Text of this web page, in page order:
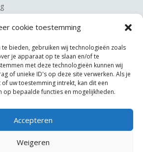
cookie toestemming
bieden, gebruiken wij technologieën zoals
je apparaat op te slaan en/of te
met deze technologieën kunnen wij
of unieke ID's op deze site verwerken. Als je
uw toestemming intrekt, kan dit een
op bepaalde functies en mogelijkheden.
Accepteren
Weigeren
JoSiJo / Joost van Riel